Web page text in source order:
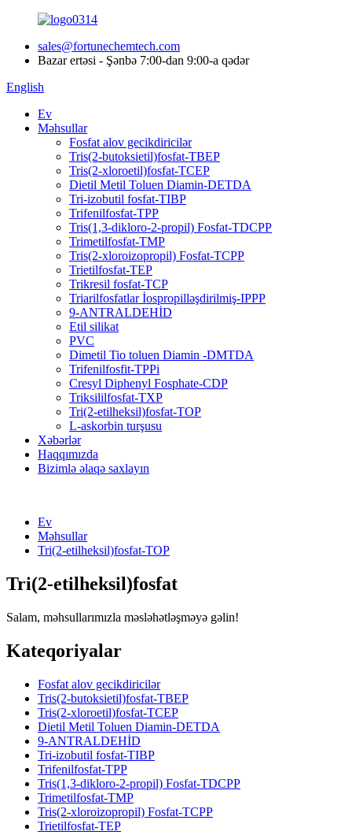
sales@fortunechemtech.com
Bazar ertəsi - Şənbə 7:00-dan 9:00-a qədər
English
Ev
Məhsullar
Fosfat alov gecikdiricilər
Tris(2-butoksietil)fosfat-TBEP
Tris(2-xloroetil)fosfat-TCEP
Dietil Metil Toluen Diamin-DETDA
Tri-izobutil fosfat-TIBP
Trifenilfosfat-TPP
Tris(1,3-dikloro-2-propil) Fosfat-TDCPP
Trimetilfosfat-TMP
Tris(2-xloroizopropil) Fosfat-TCPP
Trietilfosfat-TEP
Trikresil fosfat-TCP
Triarilfosfatlar İospropilləşdirilmiş-IPPP
9-ANTRALDEHİD
Etil silikat
PVC
Dimetil Tio toluen Diamin -DMTDA
Trifenilfosfit-TPPi
Cresyl Diphenyl Fosphate-CDP
Triksililfosfat-TXP
Tri(2-etilheksil)fosfat-TOP
L-askorbin turşusu
Xəbərlər
Haqqımızda
Bizimlə əlaqə saxlayın
Ev
Məhsullar
Tri(2-etilheksil)fosfat-TOP
Tri(2-etilheksil)fosfat
Salam, məhsullarımızla məsləhətləşməyə gəlin!
Kateqoriyalar
Fosfat alov gecikdiricilər
Tris(2-butoksietil)fosfat-TBEP
Tris(2-xloroetil)fosfat-TCEP
Dietil Metil Toluen Diamin-DETDA
9-ANTRALDEHİD
Tri-izobutil fosfat-TIBP
Trifenilfosfat-TPP
Tris(1,3-dikloro-2-propil) Fosfat-TDCPP
Trimetilfosfat-TMP
Tris(2-xloroizopropil) Fosfat-TCPP
Trietilfosfat-TEP